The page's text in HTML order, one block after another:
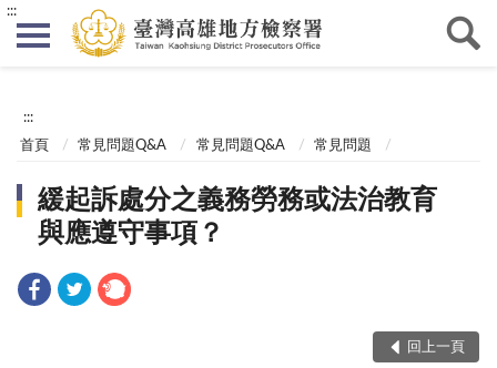
:::
:::
首頁 常見問題Q&A 常見問題Q&A 常見問題
緩起訴處分之義務勞務或法治教育
與應遵守事項？
回上一頁